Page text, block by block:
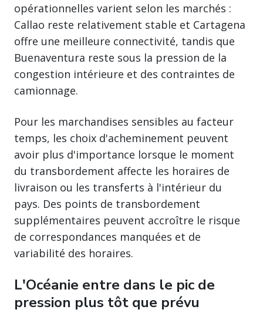
opérationnelles varient selon les marchés :
Callao reste relativement stable et Cartagena
offre une meilleure connectivité, tandis que
Buenaventura reste sous la pression de la
congestion intérieure et des contraintes de
camionnage.
Pour les marchandises sensibles au facteur
temps, les choix d'acheminement peuvent
avoir plus d'importance lorsque le moment
du transbordement affecte les horaires de
livraison ou les transferts à l'intérieur du
pays. Des points de transbordement
supplémentaires peuvent accroître le risque
de correspondances manquées et de
variabilité des horaires.
L'Océanie entre dans le pic de
pression plus tôt que prévu